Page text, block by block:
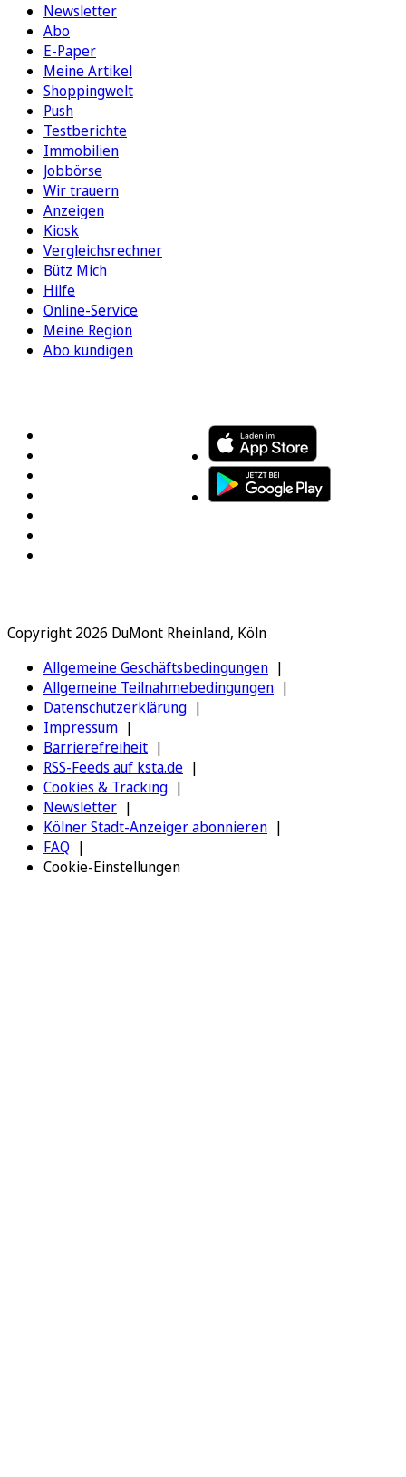
Newsletter
Abo
E-Paper
Meine Artikel
Shoppingwelt
Push
Testberichte
Immobilien
Jobbörse
Wir trauern
Anzeigen
Kiosk
Vergleichsrechner
Bütz Mich
Hilfe
Online-Service
Meine Region
Abo kündigen
Copyright 2026 DuMont Rheinland, Köln
Allgemeine Geschäftsbedingungen
Allgemeine Teilnahmebedingungen
Datenschutzerklärung
Impressum
Barrierefreiheit
RSS-Feeds auf ksta.de
Cookies & Tracking
Newsletter
Kölner Stadt-Anzeiger abonnieren
FAQ
Cookie-Einstellungen